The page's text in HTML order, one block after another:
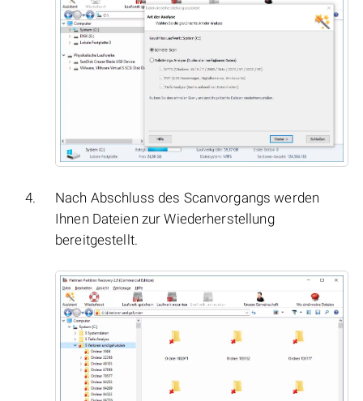
Nach Abschluss des Scanvorgangs werden
Ihnen Dateien zur Wiederherstellung
bereitgestellt.